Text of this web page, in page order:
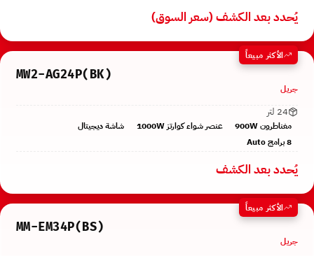
يُحدد بعد الكشف (سعر السوق)
الأكثر مبيعاً
MW2-AG24P(BK)
جريل
24 لتر
مغناطرون 900W عنصر شواء كوارتز 1000W
شاشة ديجيتال
8 برامج Auto
يُحدد بعد الكشف
الأكثر مبيعاً
MM-EM34P(BS)
جريل